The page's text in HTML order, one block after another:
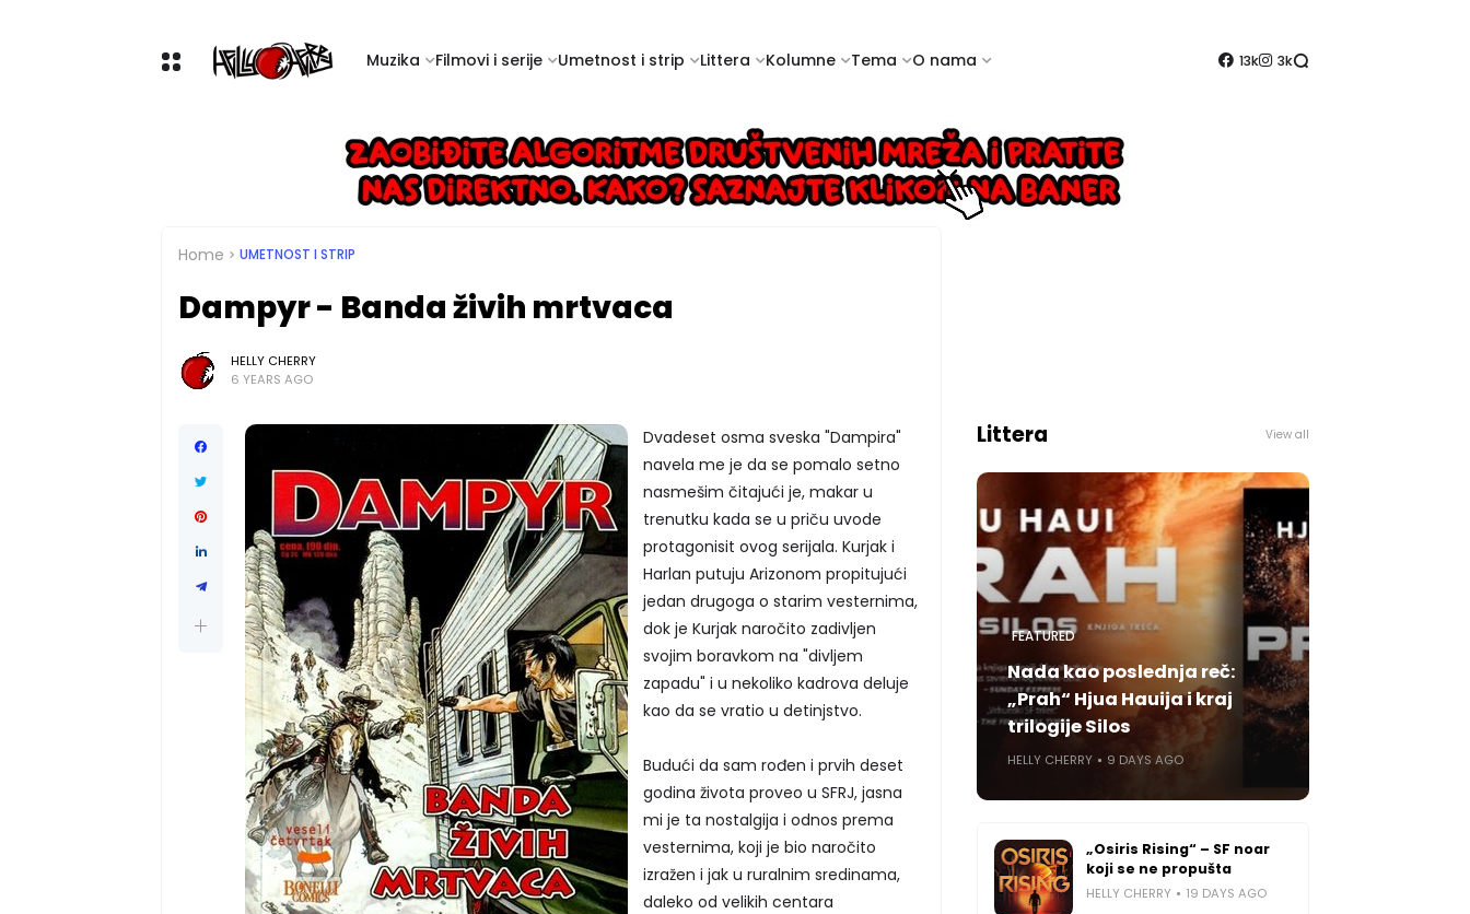
Muzika Filmovi i serije Umetnost i strip Littera Kolumne Tema O nama 13k 3k
Home UMETNOST I STRIP
Dampyr - Banda živih mrtvaca
HELLY CHERRY
6 YEARS AGO
Dvadeset osma sveska "Dampira"
navela me je da se pomalo setno
nasmešim čitajući je, makar u
trenutku kada se u priču uvode
protagonisit ovog serijala. Kurjak i
Harlan putuju Arizonom propitujući
jedan drugoga o starim vesternima,
dok je Kurjak naročito zadivljen
svojim boravkom na "divljem
zapadu" i u nekoliko kadrova deluje
kao da se vratio u detinjstvo.
Budući da sam rođen i prvih deset
godina života proveo u SFRJ, jasna
mi je ta nostalgija i odnos prema
vesternima, koji je bio naročito
izražen i jak u ruralnim sredinama,
daleko od velikih centara
Littera View all
FEATURED
Nada kao poslednja reč:
„Prah“ Hjua Hauija i kraj
trilogije Silos
HELLY CHERRY 9 DAYS AGO
„Osiris Rising“ – SF noar
koji se ne propušta
HELLY CHERRY 19 DAYS AGO